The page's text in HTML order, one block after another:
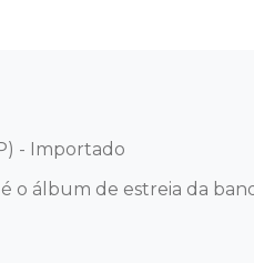
- Importado
o álbum de estreia da